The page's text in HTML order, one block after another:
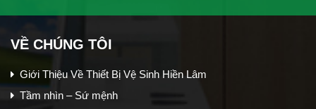
VỀ CHÚNG TÔI
Giới Thiệu Về Thiết Bị Vệ Sinh Hiền Lâm
Tầm nhìn – Sứ mệnh